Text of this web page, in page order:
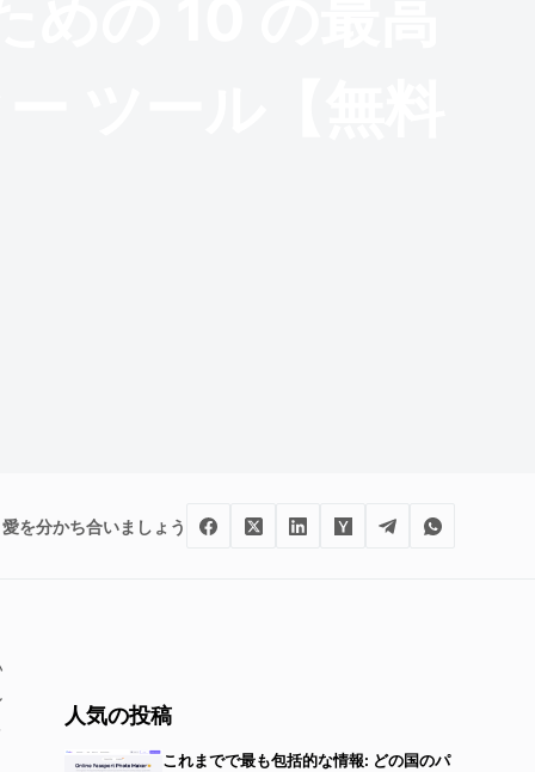
愛を分かち合いましょう
人気の投稿
これまでで最も包括的な情報: どの国のパ